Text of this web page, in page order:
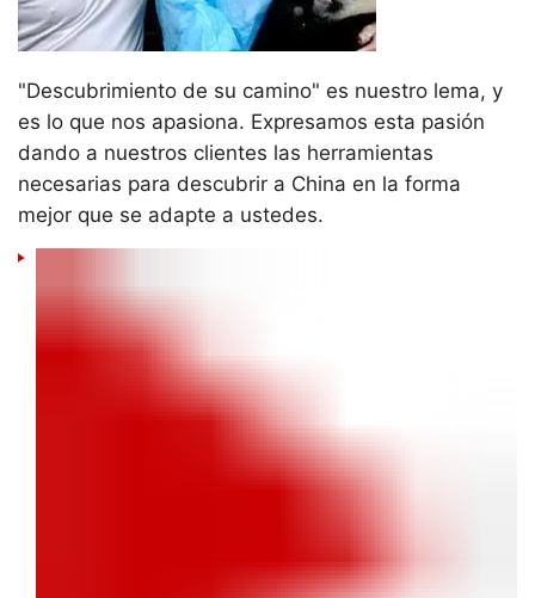
"Descubrimiento de su camino" es nuestro lema, y
es lo que nos apasiona. Expresamos esta pasión
dando a nuestros clientes las herramientas
necesarias para descubrir a China en la forma
mejor que se adapte a ustedes.